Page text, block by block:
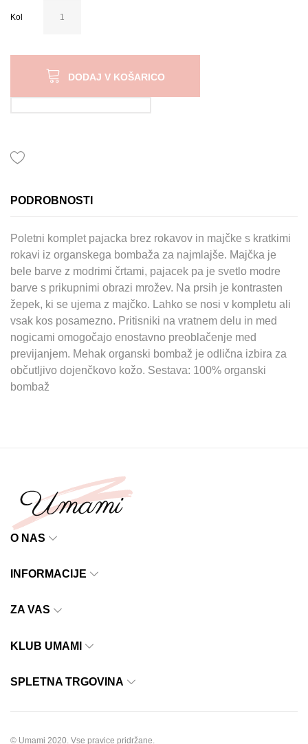
Kol
DODAJ V KOŠARICO
PODROBNOSTI
Poletni komplet pajacka brez rokavov in majčke s kratkimi
rokavi iz organskega bombaža za najmlajše. Majčka je
bele barve z modrimi črtami, pajacek pa je svetlo modre
barve s prikupnimi obrazi mrožev. Na prsih je kontrasten
žepek, ki se ujema z majčko. Lahko se nosi v kompletu ali
vsak kos posamezno. Pritisniki na vratnem delu in med
nogicami omogočajo enostavno preoblačenje med
previjanjem. Mehak organski bombaž je odlična izbira za
občutljivo dojenčkovo kožo. Sestava: 100% organski
bombaž
O NAS
INFORMACIJE
ZA VAS
KLUB UMAMI
SPLETNA TRGOVINA
© Umami 2020. Vse pravice pridržane.